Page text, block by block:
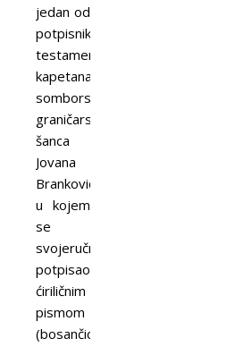
jedan od
potpisnika
testamenta
kapetana
somborskog
graničarskog
šanca
Jovana
Brankovića,
u kojem
se
svojeručno
potpisao
ćiriličnim
pismom
(bosančicom).